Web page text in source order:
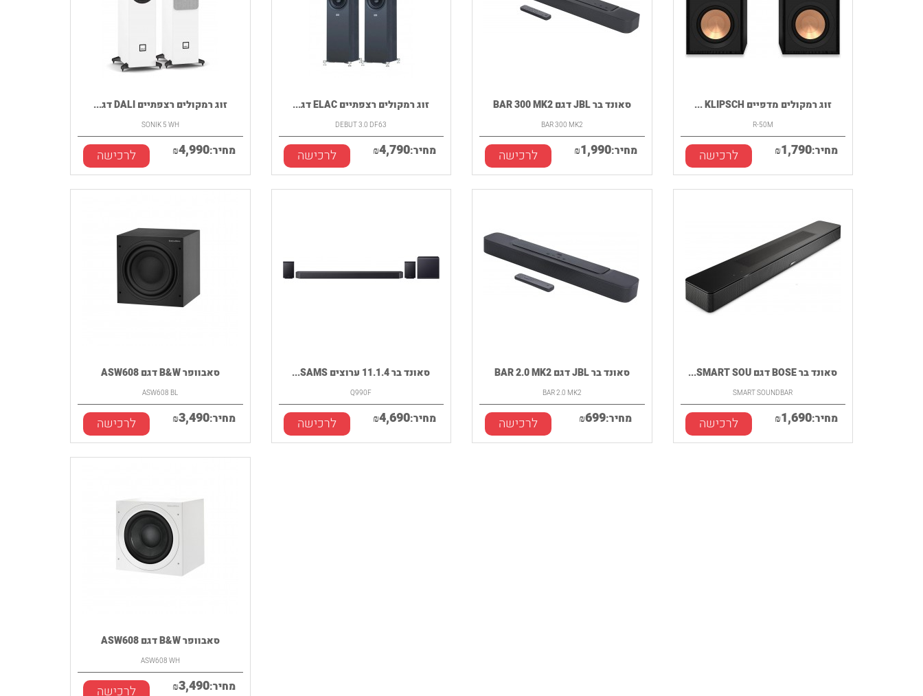
זוג רמקולים רצפתיים DALI דג...
SONIK 5 WH
מחיר: ₪4,990 לרכישה
זוג רמקולים רצפתיים ELAC דג...
DEBUT 3.0 DF63
מחיר: ₪4,790 לרכישה
סאונד בר JBL דגם BAR 300 MK2
BAR 300 MK2
מחיר: ₪1,990 לרכישה
זוג רמקולים מדפיים KLIPSCH ...
R-50M
מחיר: ₪1,790 לרכישה
סאבוופר B&W דגם ASW608
ASW608 BL
מחיר: ₪3,490 לרכישה
סאונד בר 11.1.4 ערוצים SAMS...
Q990F
מחיר: ₪4,690 לרכישה
סאונד בר JBL דגם BAR 2.0 MK2
BAR 2.0 MK2
מחיר: ₪699 לרכישה
סאונד בר BOSE דגם SMART SOU...
SMART SOUNDBAR
מחיר: ₪1,690 לרכישה
סאבוופר B&W דגם ASW608
ASW608 WH
מחיר: ₪3,490 לרכישה